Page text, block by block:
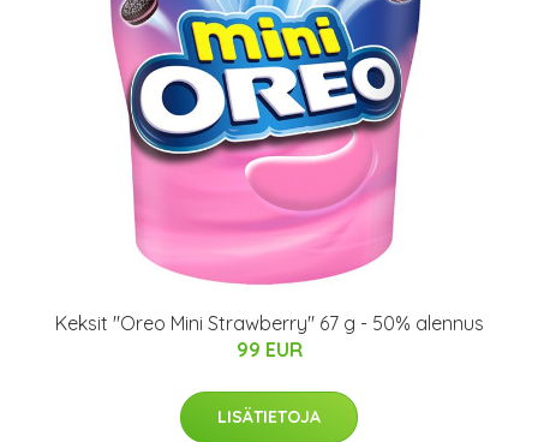
Keksit "Oreo Mini Strawberry" 67 g - 50% alennus
99 EUR
LISÄTIETOJA